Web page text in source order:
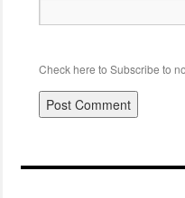
Check here to Subscribe to